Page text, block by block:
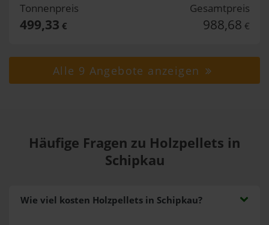
Tonnenpreis
499,33 €
Gesamtpreis
988,68 €
Alle 9 Angebote anzeigen
Häufige Fragen zu Holzpellets in
Schipkau
Wie viel kosten Holzpellets in Schipkau?